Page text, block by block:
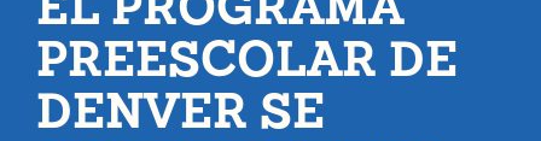
EL PROGRAMA
PREESCOLAR DE
DENVER SE